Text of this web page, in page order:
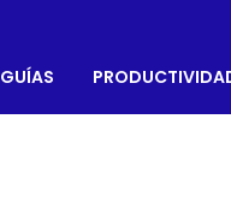
GUÍAS